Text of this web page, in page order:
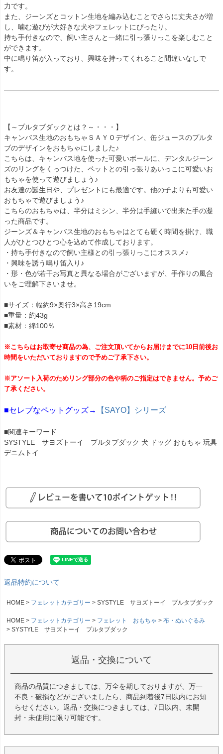
力です。
また、ジーンズとコットン生地を編み込むことでさらに丈夫さが増
し、噛む遊びが大好きな犬やフェレットにぴったり。
持ち手付きなので、飼い主さんと一緒に引っ張りっこを楽しむこと
ができます。
中に鳴り笛が入っており、興味を持ってくれること間違いなしで
す。
【～プルタブダックとは？～・・・】
キャンバス生地のおもちゃＳＡＹＯデザイン、缶ジュースのプルタ
ブのデザインをおもちゃにしました♪
こちらは、キャンバス地を使った可愛いボールに、デンタルジーン
ズのリングをくっつけた、ペットとの引っ張りあいっこに可愛いお
もちゃを使って遊びましょう♪
お友達の誕生日や、プレゼントにも最適です。他の子よりも可愛い
おもちゃで遊びましょう♪
こちらのおもちゃは、半分はミシン、半分は手縫いで出来た手の凝
った商品です。
ジーンズ＆キャンバス生地のおもちゃはとても硬く時間を掛け、職
人がひとつひとつ心を込めて作成しております。
・持ち手付きなので飼い主様との引っ張りっこにオススメ♪
・興味を誘う鳴り笛入り♪
・形・色が若干お写真と異なる場合がございますが、手作りの風合
いをご理解下さいませ。
■サイズ：幅約9×奥行3×高さ19cm
■重量：約43g
■素材：綿100％
※こちらはお取寄せ商品の為、ご注文頂いてからお届けまでに10日前後お
時間をいただいておりますので予めご了承下さい。
※アソート入荷のためリング部分の色や柄のご指定はできません。予めご
了承ください。
■セレブなペットグッズ→ 【SAYO】シリーズ
■関連キーワード
SYSTYLE サヨズトーイ プルタブダック 犬 ドッグ おもちゃ 玩具
デニムトイ
返品特約について
HOME フェレットカテゴリー SYSTYLE サヨズトーイ プルタブダック
HOME フェレットカテゴリー フェレット おもちゃ
布・ぬいぐるみ
SYSTYLE サヨズトーイ プルタブダック
返品・交換について
商品の品質につきましては、万全を期しておりますが、万一
不良・破損などがございましたら、商品到着後7日以内にお知
らせください。返品・交換につきましては、7日以内、未開
封・未使用に限り可能です。